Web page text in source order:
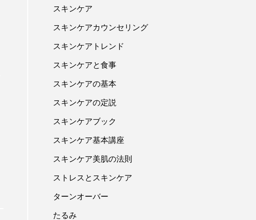
スキンケア
スキンケアカウンセリング
スキンケアトレンド
スキンケアと食事
スキンケアの基本
スキンケアの定説
スキンケアブック
スキンケア基本講座
スキンケア美肌の法則
ストレスとスキンケア
ターンオーバー
たるみ